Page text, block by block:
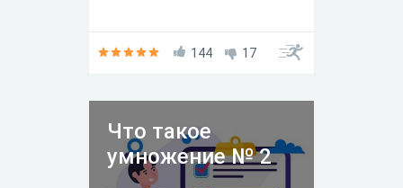
144 17
Что такое
умножение № 2